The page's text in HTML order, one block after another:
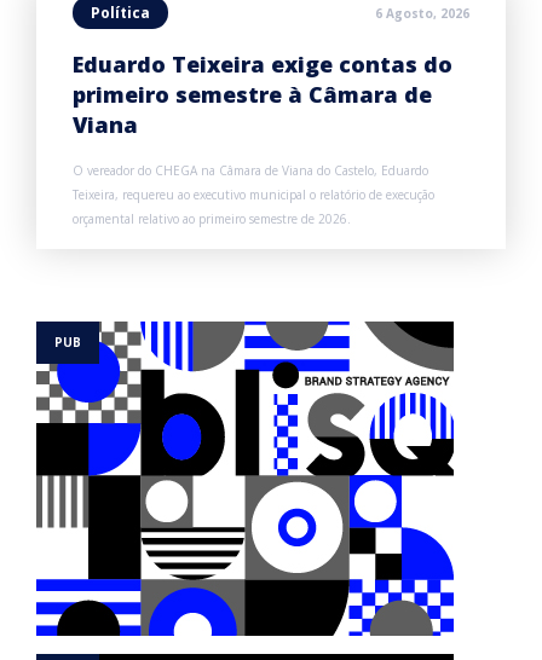
Política 6 Agosto, 2026
Eduardo Teixeira exige contas do
primeiro semestre à Câmara de
Viana
O vereador do CHEGA na Câmara de Viana do Castelo, Eduardo
Teixeira, requereu ao executivo municipal o relatório de execução
orçamental relativo ao primeiro semestre de 2026.